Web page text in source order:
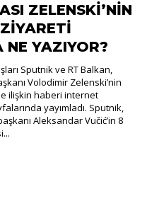
ZELENSKİ’NİN
NE YAZIYOR?
Sputnik ve RT Balkan,
Volodimir Zelenski’nin
ilişkin haberi internet
yayımladı. Sputnik,
Aleksandar Vučić’in 8